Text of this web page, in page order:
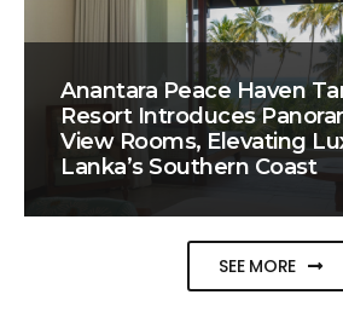
Anantara Peace Haven
Resort Introduces
View Rooms, Elevating
Lanka’s Southern Coast
SEE MORE